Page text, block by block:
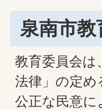
泉南市
教育委員会は
法律」の定
公正な民意